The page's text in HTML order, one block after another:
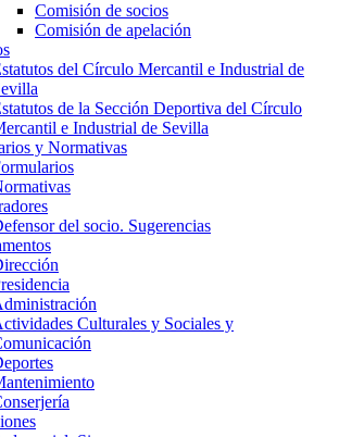
Comisión de socios
Comisión de apelación
del Círculo Mercantil e Industrial de
de la Sección Deportiva del Círculo
e Industrial de Sevilla
y Normativas
del socio. Sugerencias
Culturales y Sociales y